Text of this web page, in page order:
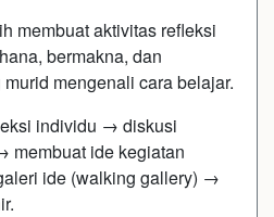
membuat aktivitas refleksi
bermakna, dan
mengenali cara belajar.
individu → diskusi
membuat ide kegiatan
ide (walking gallery) →